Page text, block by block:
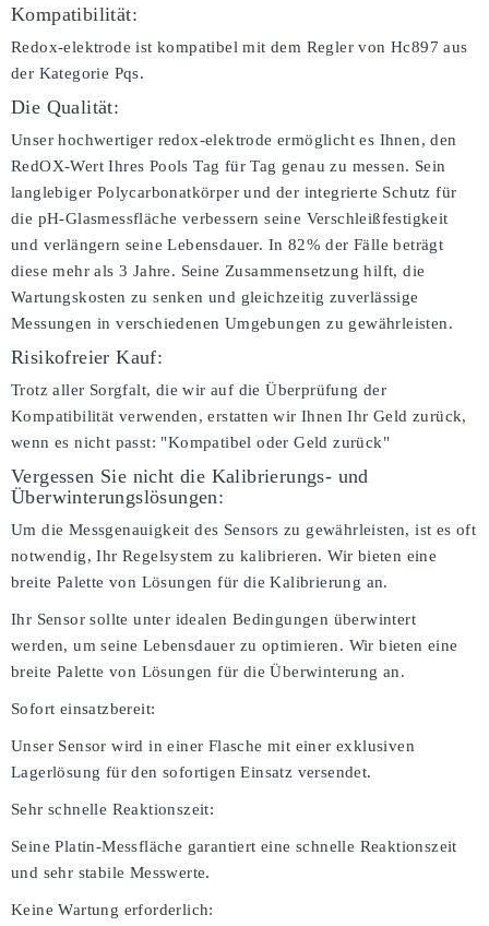
Kompatibilität:
Redox-elektrode ist kompatibel mit dem Regler von Hc897 aus
der Kategorie Pqs.
Die Qualität:
Unser hochwertiger redox-elektrode ermöglicht es Ihnen, den
RedOX-Wert Ihres Pools Tag für Tag genau zu messen. Sein
langlebiger Polycarbonatkörper und der integrierte Schutz für
die pH-Glasmessfläche verbessern seine Verschleißfestigkeit
und verlängern seine Lebensdauer. In 82% der Fälle beträgt
diese mehr als 3 Jahre. Seine Zusammensetzung hilft, die
Wartungskosten zu senken und gleichzeitig zuverlässige
Messungen in verschiedenen Umgebungen zu gewährleisten.
Risikofreier Kauf:
Trotz aller Sorgfalt, die wir auf die Überprüfung der
Kompatibilität verwenden, erstatten wir Ihnen Ihr Geld zurück,
wenn es nicht passt: "Kompatibel oder Geld zurück"
Vergessen Sie nicht die Kalibrierungs- und
Überwinterungslösungen:
Um die Messgenauigkeit des Sensors zu gewährleisten, ist es oft
notwendig, Ihr Regelsystem zu kalibrieren. Wir bieten eine
breite Palette von Lösungen für die Kalibrierung an.
Ihr Sensor sollte unter idealen Bedingungen überwintert
werden, um seine Lebensdauer zu optimieren. Wir bieten eine
breite Palette von Lösungen für die Überwinterung an.
Sofort einsatzbereit:
Unser Sensor wird in einer Flasche mit einer exklusiven
Lagerlösung für den sofortigen Einsatz versendet.
Sehr schnelle Reaktionszeit:
Seine Platin-Messfläche garantiert eine schnelle Reaktionszeit
und sehr stabile Messwerte.
Keine Wartung erforderlich: